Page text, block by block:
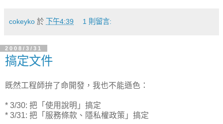
cokeyko 於 下午4:39 1 則留言:
2008/3/31
搞定文件
既然工程師拚了命開發，我也不能遜色：
* 3/30: 把「使用說明」搞定
* 3/31: 把「服務條款、隱私權政策」搞定